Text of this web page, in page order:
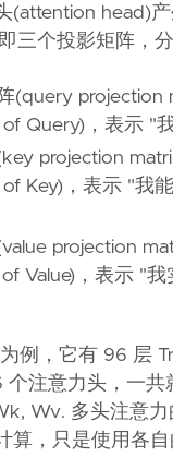
(attention head)
三个投影矩阵，
(query projection
Query)，表示 "
projection
Key)，表示 "我
projection
Value)，表示 "我
例，它有 96 层
个注意力头，一
Wv. 多头注意
算，只是使用各